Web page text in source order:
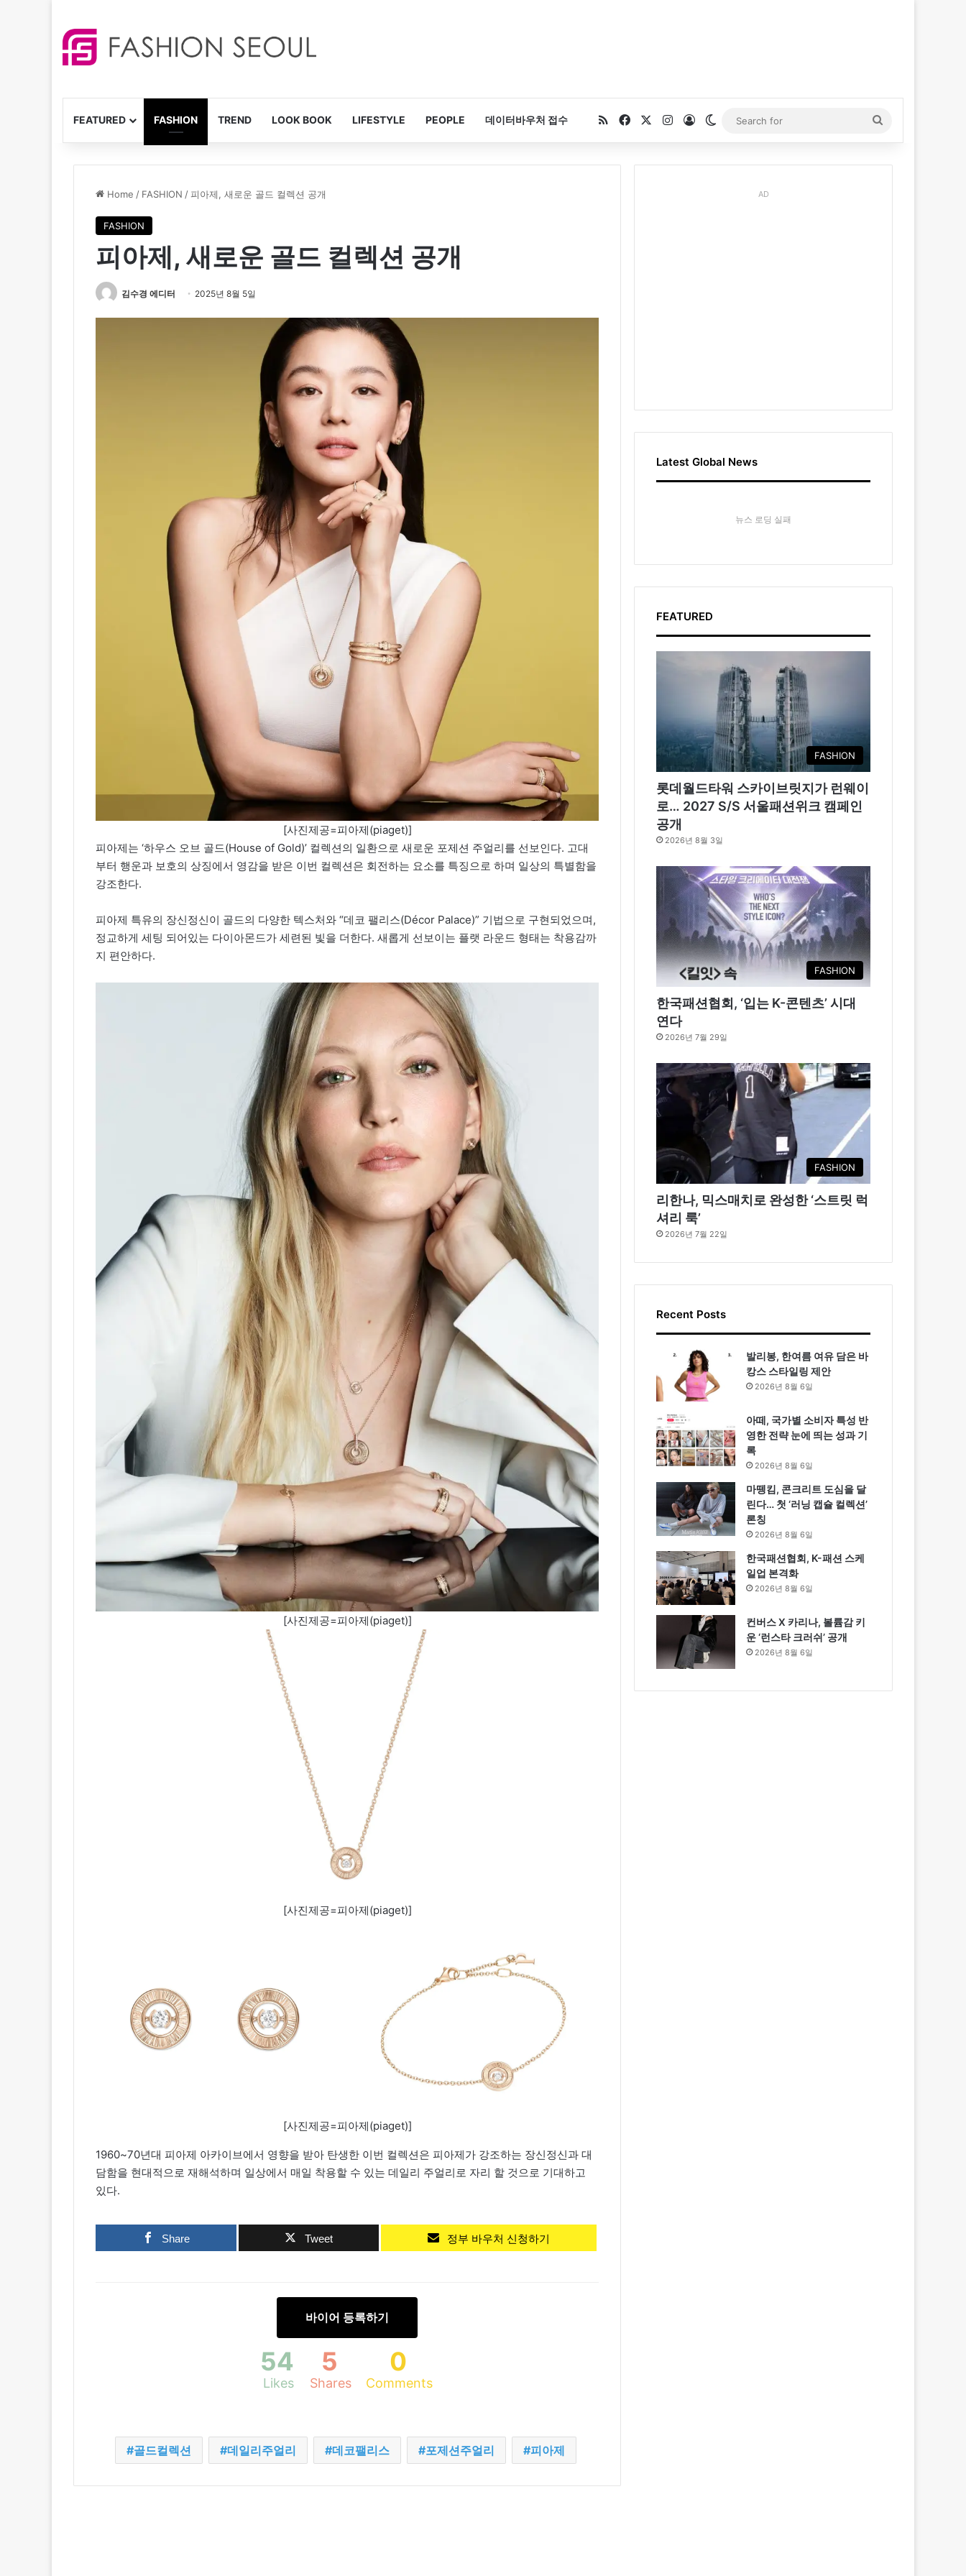
FEATURED FASHION TREND LOOK BOOK LIFESTYLE PEOPLE 데이터바우처 접수 RSSFacebookInstagram
Log InSwitch skin
for
Home / FASHION /피아제, 새로운 골드 컬렉션 공개
FASHION
피아제, 새로운 골드 컬렉션 공개
김수경 에디터 2025년 8월 5일
[사진제공=피아제(piaget)]
피아제는 ‘하우스 오브 골드(House of Gold)’ 컬렉션의 일환으로 새로운 포제션 주얼리를 선보인다. 고대
부터 행운과 보호의 상징에서 영감을 받은 이번 컬렉션은 회전하는 요소를 특징으로 하며 일상의 특별함을
강조한다.
피아제 특유의 장신정신이 골드의 다양한 텍스처와 “데코 팰리스(Décor Palace)” 기법으로 구현되었으며,
정교하게 세팅 되어있는 다이아몬드가 세련된 빛을 더한다. 새롭게 선보이는 플랫 라운드 형태는 착용감까
지 편안하다.
[사진제공=피아제(piaget)]
[사진제공=피아제(piaget)]
[사진제공=피아제(piaget)]
1960~70년대 피아제 아카이브에서 영향을 받아 탄생한 이번 컬렉션은 피아제가 강조하는 장신정신과 대
담함을 현대적으로 재해석하며 일상에서 매일 착용할 수 있는 데일리 주얼리로 자리 할 것으로 기대하고
있다.
Share Tweet 정부 바우처 신청하기
바이어 등록하기
54
Likes
5
Shares
0
Comments
골드컬렉션 데일리주얼리 데코팰리스 포제션주얼리 피아제
AD
Latest Global News
뉴스 로딩 실패
FEATURED
FASHION
롯데월드타워 스카이브릿지가 런웨이
로… 2027 S/S 서울패션위크 캠페인
공개
2026년 8월 3일
FASHION
한국패션협회, ‘입는 K-콘텐츠’ 시대
연다
2026년 7월 29일
FASHION
리한나, 믹스매치로 완성한 ‘스트릿 럭
셔리 룩’
2026년 7월 22일
Recent Posts
발리봉, 한여름 여유 담은 바
캉스 스타일링 제안
2026년 8월 6일
아떼, 국가별 소비자 특성 반
영한 전략 눈에 띄는 성과 기
록
2026년 8월 6일
마뗑킴, 콘크리트 도심을 달
린다… 첫 ‘러닝 캡슐 컬렉션’
론칭
2026년 8월 6일
한국패션협회, K-패션 스케
일업 본격화
2026년 8월 6일
컨버스 X 카리나, 볼륨감 키
운 ‘런스타 크러쉬’ 공개
2026년 8월 6일